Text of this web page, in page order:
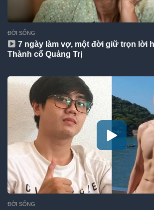
ĐỜI SỐNG
7 ngày làm vợ, một đời giữ trọn lời
Thành cổ Quảng Trị
ĐỜI SỐNG